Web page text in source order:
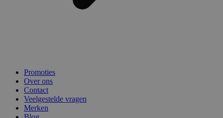
Promoties
Over ons
Contact
Veelgestelde vragen
Merken